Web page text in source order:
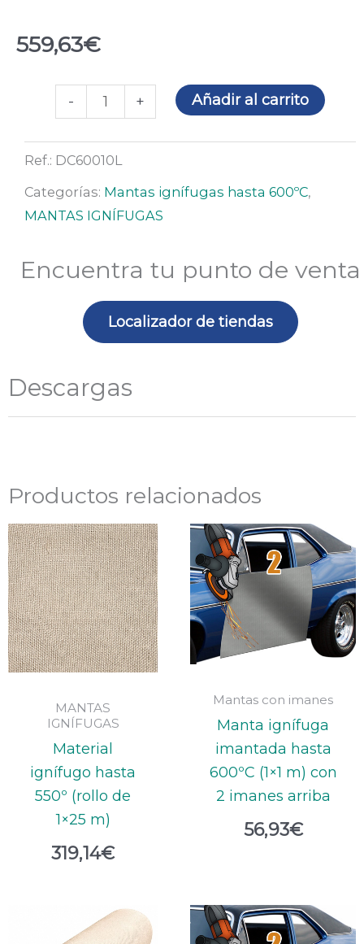
559,63€
-
ignífuga
DC-
600L
(rollo
de
50
cantidad
+ Añadir al carrito
Ref.: DC60010L
Categorías: Mantas ignífugas hasta 600ºC,
MANTAS IGNÍFUGAS
Encuentra tu punto de venta
Localizador de tiendas
Descargas
Productos relacionados
MANTAS
IGNÍFUGAS
Material
ignífugo hasta
550º (rollo de
1×25 m)
319,14€
Mantas con imanes
Manta ignífuga
imantada hasta
600ºC (1×1 m) con
2 imanes arriba
56,93€